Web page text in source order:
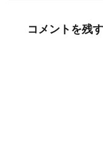
コメントを残す